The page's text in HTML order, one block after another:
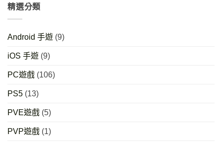
精選分類
Android 手遊 (9)
iOS 手遊 (9)
PC遊戲 (106)
PS5 (13)
PVE遊戲 (5)
PVP遊戲 (1)